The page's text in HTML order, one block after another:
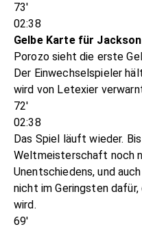
73'
02:38
Gelbe Karte für
Porozo sieht die erste
Der Einwechselspieler
wird von Letexier
72'
02:38
Das Spiel läuft wieder.
Weltmeisterschaft noch
Unentschiedens, und
nicht im Geringsten
wird.
69'